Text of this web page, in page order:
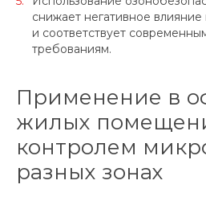
снижает негативное
и соответствует
требованиям.
Применение в
жилых
контролем
разных зонах